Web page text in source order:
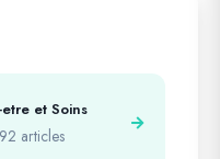
etre et Soins
articles